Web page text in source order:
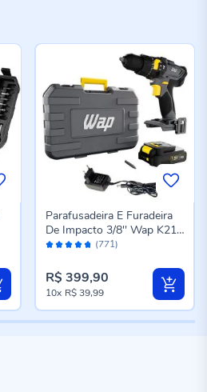
Avaliação: (771)
Parafusadeira E Furadeira
De Impacto 3/8'' Wap K21
Id01 - Bivolt
R$ 399,90
10x R$ 39,99